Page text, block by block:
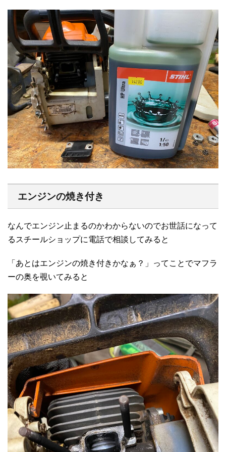
エンジンの焼き付き
なんでエンジン止まるのかわからないのでお世話になって
るスチールショップに電話で相談してみると
「あとはエンジンの焼き付きかなぁ？」ってことでマフラ
ーの奥を覗いてみると